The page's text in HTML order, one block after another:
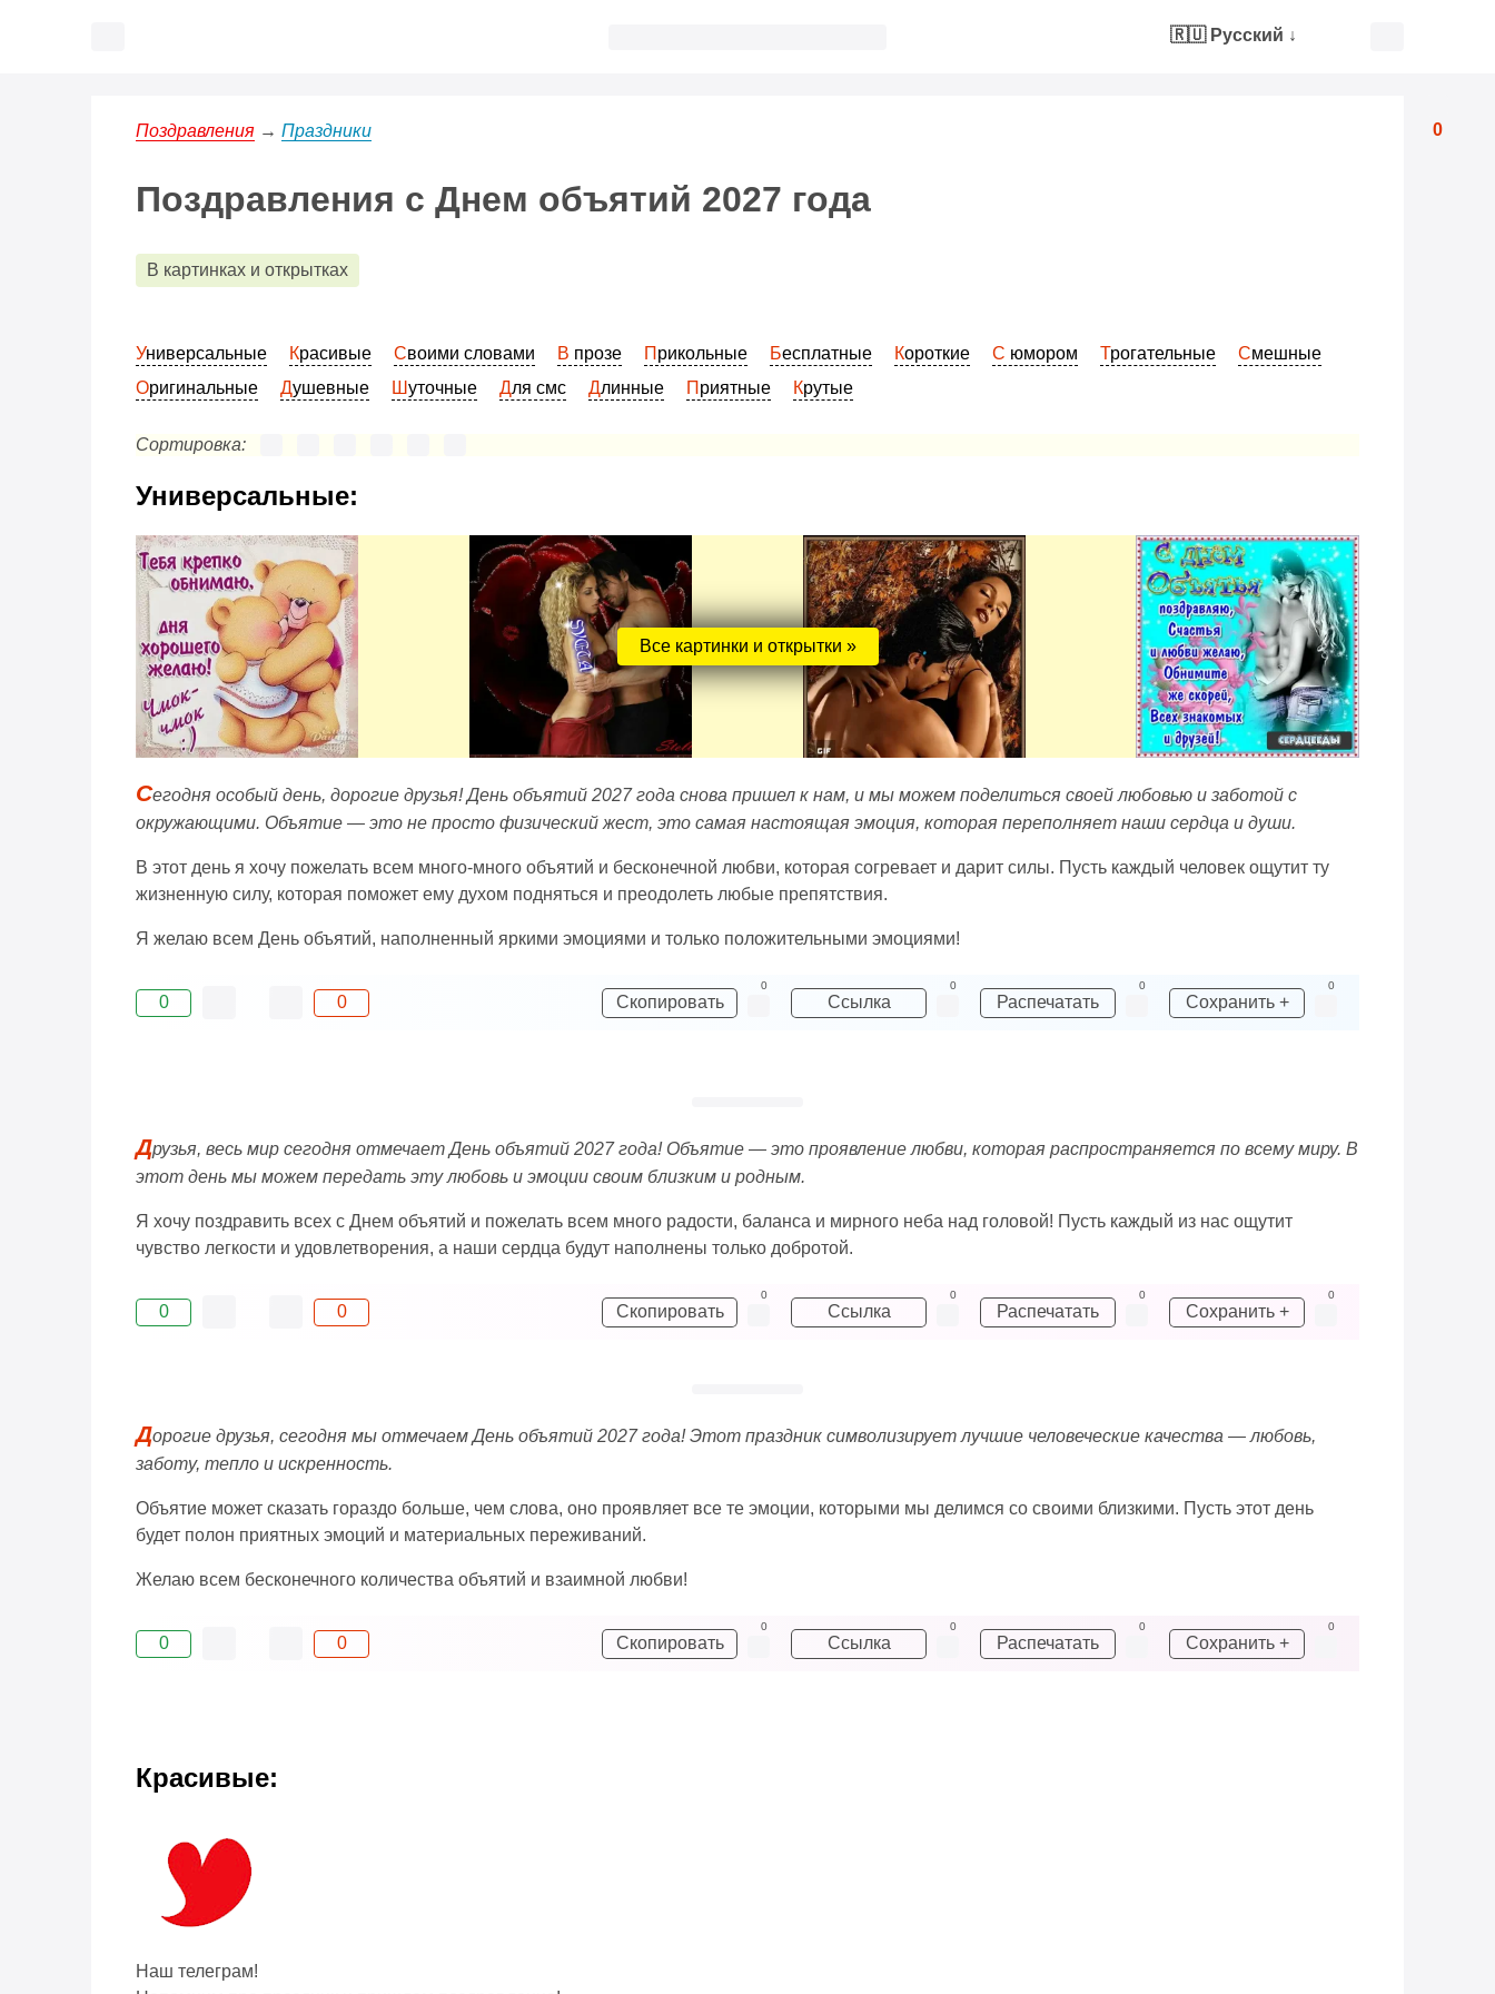
0
🇷🇺 Русский ↓
Поздравления → Праздники
Поздравления с Днем объятий 2027 года
В картинках и открытках
Универсальные Красивые Своими словами В прозе Прикольные Бесплатные Короткие С юмором Трогательные
Смешные
Оригинальные
Душевные Шуточные Для смс Длинные Приятные Крутые
Сортировка:
Универсальные:
Все картинки и открытки »
Сегодня особый день, дорогие друзья! День объятий 2027 года снова пришел к нам, и мы можем поделиться своей любовью и заботой с
окружающими. Объятие — это не просто физический жест, это самая настоящая эмоция, которая переполняет наши сердца и души.
В этот день я хочу пожелать всем много-много объятий и бесконечной любви, которая согревает и дарит силы. Пусть каждый человек ощутит ту
жизненную силу, которая поможет ему духом подняться и преодолеть любые препятствия.
Я желаю всем День объятий, наполненный яркими эмоциями и только положительными эмоциями!
0 0 Скопировать
0
Ссылка
0
Распечатать
0
Сохранить +
0
Друзья, весь мир сегодня отмечает День объятий 2027 года! Объятие — это проявление любви, которая распространяется по всему миру. В
этот день мы можем передать эту любовь и эмоции своим близким и родным.
Я хочу поздравить всех с Днем объятий и пожелать всем много радости, баланса и мирного неба над головой! Пусть каждый из нас ощутит
чувство легкости и удовлетворения, а наши сердца будут наполнены только добротой.
0 0 Скопировать
0
Ссылка
0
Распечатать
0
Сохранить +
0
Дорогие друзья, сегодня мы отмечаем День объятий 2027 года! Этот праздник символизирует лучшие человеческие качества — любовь,
заботу, тепло и искренность.
Объятие может сказать гораздо больше, чем слова, оно проявляет все те эмоции, которыми мы делимся со своими близкими. Пусть этот день
будет полон приятных эмоций и материальных переживаний.
Желаю всем бесконечного количества объятий и взаимной любви!
0 0 Скопировать
0
Ссылка
0
Распечатать
0
Сохранить +
0
Красивые:
Наш телеграм!